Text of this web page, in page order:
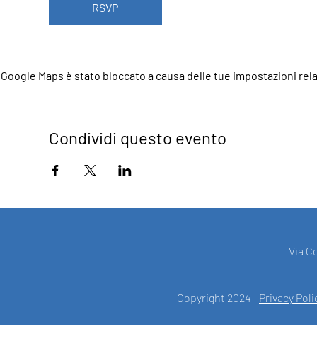
RSVP
Google Maps è stato bloccato a causa delle tue impostazioni
Condividi questo evento
Via
Copyright 2024 - Privacy